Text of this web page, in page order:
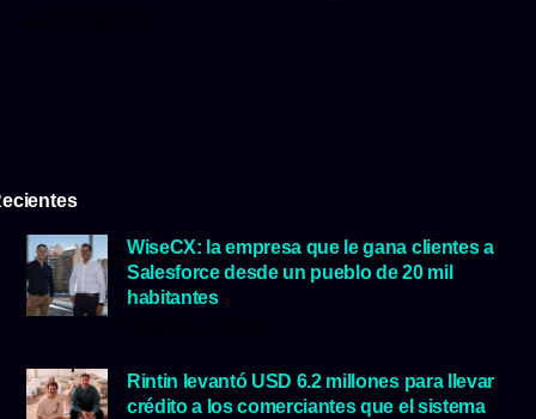
WiseCX: la empresa que le gana clientes a
Salesforce desde un pueblo de 20 mil
habitantes
Rintin levantó USD 6.2 millones para llevar
crédito a los comerciantes que el sistema